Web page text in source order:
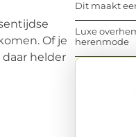
Of je
daar helder
Dit maakt
Luxe
herenmode